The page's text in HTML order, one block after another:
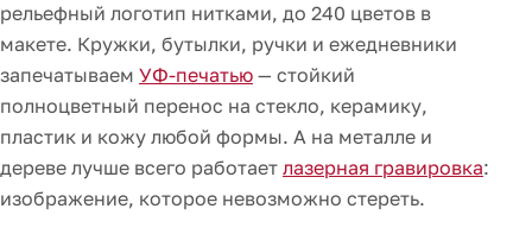
рельефный логотип нитками, до 240 цветов в
макете. Кружки, бутылки, ручки и ежедневники
запечатываем УФ-печатью — стойкий
полноцветный перенос на стекло, керамику,
пластик и кожу любой формы. А на металле и
дереве лучше всего работает лазерная гравировка:
изображение, которое невозможно стереть.